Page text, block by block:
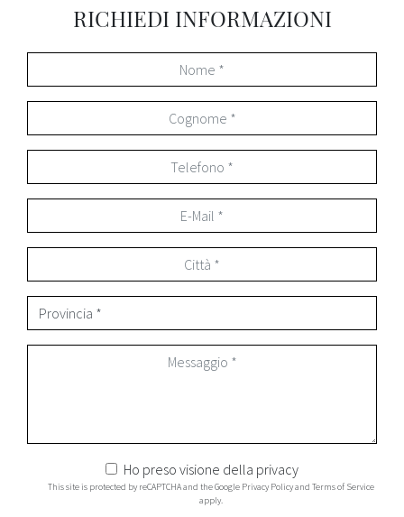
RICHIEDI INFORMAZIONI
Ho preso visione della privacy
This site is protected by reCAPTCHA and the Google Privacy Policyand Terms of Service
apply.